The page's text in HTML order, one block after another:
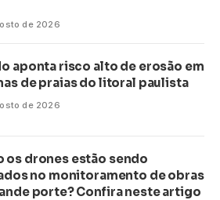
de 2026
aponta risco alto de erosão em
de praias do litoral paulista
de 2026
os drones estão sendo
no monitoramento de obras
porte? Confira neste artigo